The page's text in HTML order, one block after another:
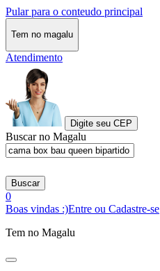
Pular para o conteudo principal
Tem no magalu
Atendimento
Digite seu CEP
Buscar no Magalu
Buscar
0
Boas vindas :)Entre ou Cadastre-se
Tem no Magalu